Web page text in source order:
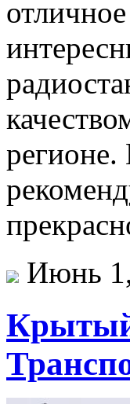
Июнь
Крытый